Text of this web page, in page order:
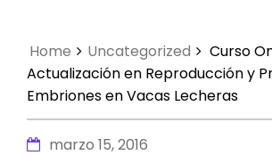
Home Uncategorized
Curso
Actualización en Reproducción y
Embriones en Vacas Lecheras
marzo 15, 2016